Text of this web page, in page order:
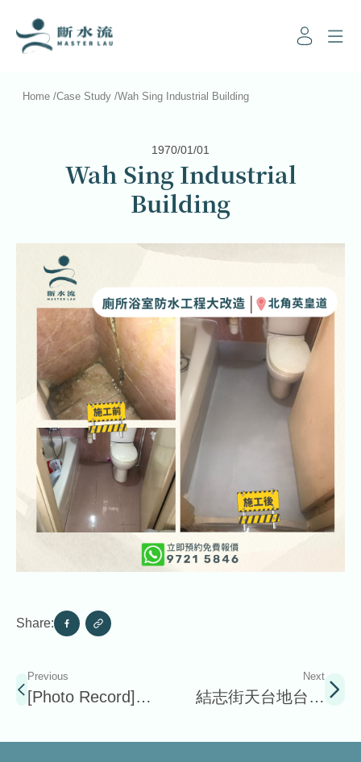
Home /Case Study /Wah Sing Industrial Building
1970/01/01
Wah Sing Industrial
Building
Share:
Previous
[Photo Record]
Renovation of
Next
結志街天台地台及